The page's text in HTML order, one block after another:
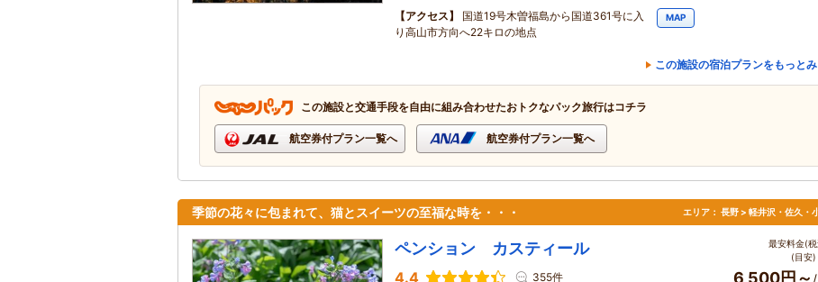
アクセス
国道19号木曽福島から国道361号に入
り高山市方向へ22キロの地点
MAP
この施設の宿泊プランをもっと
この施設と交通手段を自由に組み合わせたおトクなパック旅行はコチラ
航空券付プラン一覧へ 航空券付プラン一覧へ
季節の花々に包まれて、猫とスイーツの至福な時を・・・ エリア： 長野 > 軽井沢・佐久・
ペンション カスティール
4.4 355件
最安料金(
(目安)